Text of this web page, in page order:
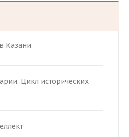
Казани
Цикл исторических